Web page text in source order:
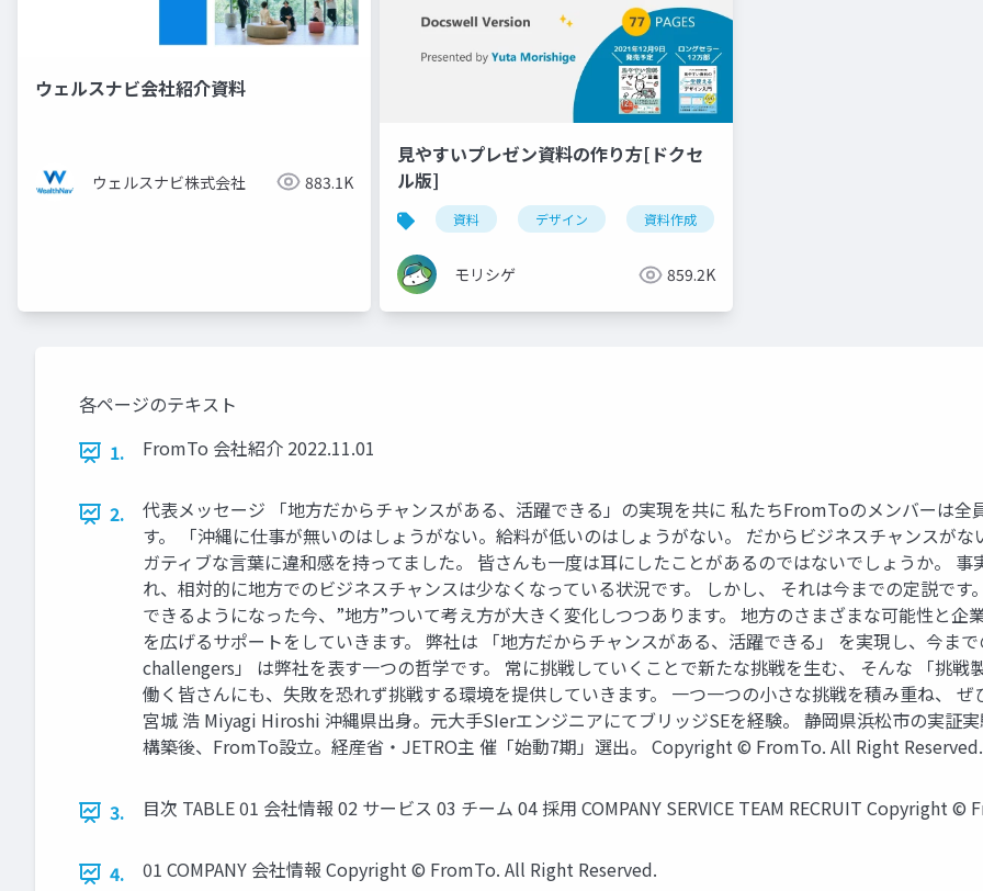
ウェルスナビ会社紹介資料
ウェルスナビ株式会社 883.1K
見やすいプレゼン資料の作り方[ドクセ
ル版]
資料 デザイン 資料作成
モリシゲ 859.2K
各ページのテキスト
1.
FromTo 会社紹介 2022.11.01
2.
代表メッセージ 「地方だからチャンスがある、活躍できる」の実現を共に 私たちFromToのメンバーは
す。 「沖縄に仕事が無いのはしょうがない。給料が低いのはしょうがない。 だからビジネスチャンスが
ガティブな言葉に違和感を持ってました。 皆さんも一度は耳にしたことがあるのではないでしょうか。
れ、相対的に地方でのビジネスチャンスは少なくなっている状況です。 しかし、 それは今までの定説で
できるようになった今、”地方”ついて考え方が大きく変化しつつあります。 地方のさまざまな可能性と
を広げるサポートをしていきます。 弊社は 「地方だからチャンスがある、活躍できる」 を実現し、今ま
challengers」 は弊社を表す一つの哲学です。 常に挑戦していくことで新たな挑戦を生む、 そんな 「挑戦
働く皆さんにも、失敗を恐れず挑戦する環境を提供していきます。 一つ一つの小さな挑戦を積み重ね、
宮城 浩 Miyagi Hiroshi 沖縄県出身。元大手SIerエンジニアにてブリッジSEを経験。 静岡県浜松市の実証
構築後、FromTo設立。経産省・JETRO主 催「始動7期」選出。 Copyright © FromTo. All Right Reserved.
3. 目次 TABLE 01 会社情報 02 サービス 03 チーム 04 採用 COMPANY SERVICE TEAM RECRUIT Copyright
4. 01 COMPANY 会社情報 Copyright © FromTo. All Right Reserved.